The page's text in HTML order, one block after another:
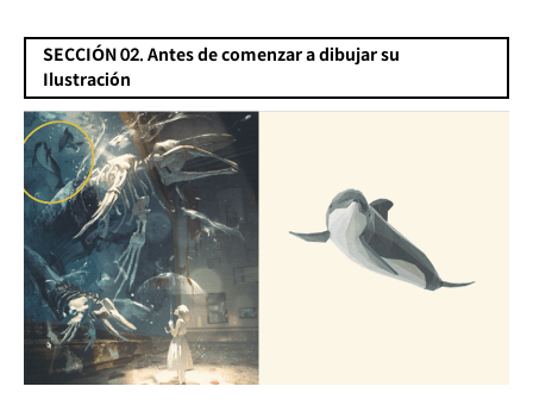
SECCIÓN 02. Antes de comenzar a dibujar su
Ilustración